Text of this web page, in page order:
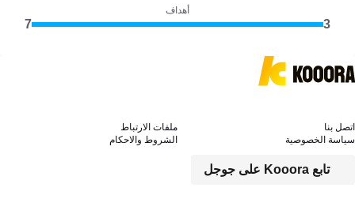
أهداف
3
7
تابع Kooora على جوجل
اتصل بنا
ملفات الارتباط
سياسة الخصوصية
الشروط والاحكام